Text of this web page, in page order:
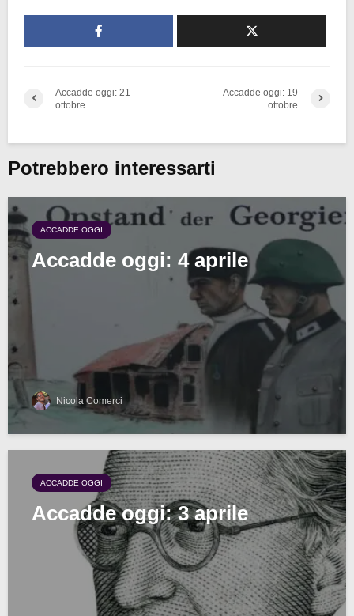
Accadde oggi: 21
ottobre
Accadde oggi: 19
ottobre
Potrebbero interessarti
ACCADDE OGGI
Accadde oggi: 4 aprile
Nicola Comerci
ACCADDE OGGI
Accadde oggi: 3 aprile